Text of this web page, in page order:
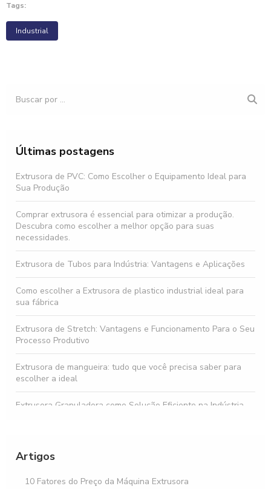
Tags:
Industrial
Últimas postagens
Extrusora de PVC: Como Escolher o Equipamento Ideal para
Sua Produção
Comprar extrusora é essencial para otimizar a produção.
Descubra como escolher a melhor opção para suas
necessidades.
Extrusora de Tubos para Indústria: Vantagens e Aplicações
Como escolher a Extrusora de plastico industrial ideal para
sua fábrica
Extrusora de Stretch: Vantagens e Funcionamento Para o Seu
Processo Produtivo
Extrusora de mangueira: tudo que você precisa saber para
escolher a ideal
Extrusora Granuladora como Solução Eficiente na Indústria
Artigos
10 Fatores do Preço da Máquina Extrusora